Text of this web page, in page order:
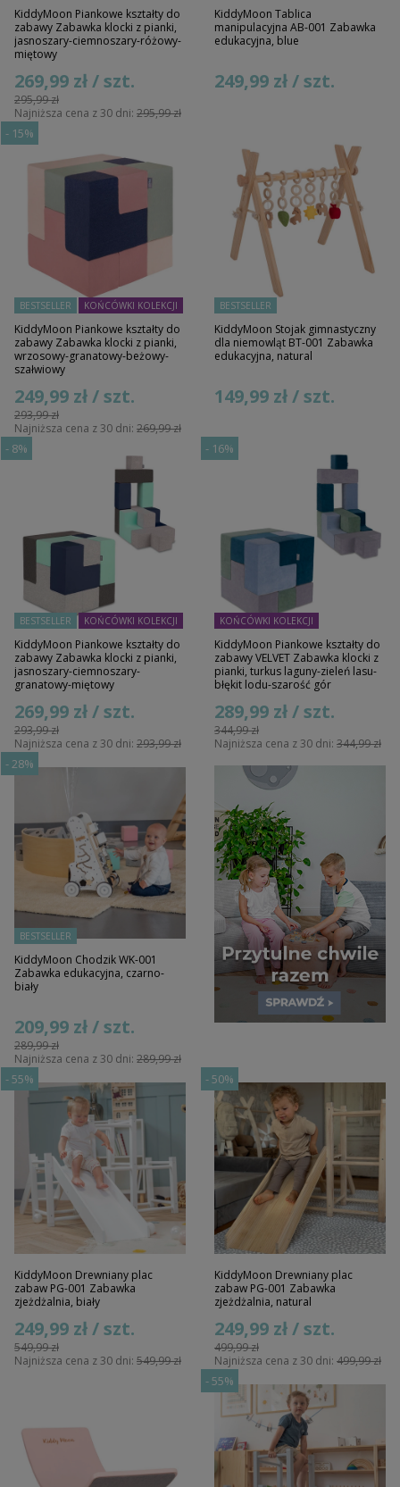
KiddyMoon Piankowe kształty do
zabawy Zabawka klocki z pianki,
jasnoszary-ciemnoszary-różowy-
miętowy
295,99 zł
269,99 zł / szt.
Najniższa cena z 30 dni: 295,99 zł
KiddyMoon Tablica
manipulacyjna AB-001 Zabawka
edukacyjna, blue
249,99 zł / szt.
- 15%
BESTSELLER KOŃCÓWKI KOLEKCJI
KiddyMoon Piankowe kształty do
zabawy Zabawka klocki z pianki,
wrzosowy-granatowy-beżowy-
szałwiowy
293,99 zł
249,99 zł / szt.
Najniższa cena z 30 dni: 269,99 zł
BESTSELLER
KiddyMoon Stojak gimnastyczny
dla niemowląt BT-001 Zabawka
edukacyjna, natural
149,99 zł / szt.
- 8%
BESTSELLER KOŃCÓWKI KOLEKCJI
KiddyMoon Piankowe kształty do
zabawy Zabawka klocki z pianki,
jasnoszary-ciemnoszary-
granatowy-miętowy
293,99 zł
269,99 zł / szt.
Najniższa cena z 30 dni: 293,99 zł
- 16%
KOŃCÓWKI KOLEKCJI
KiddyMoon Piankowe kształty do
zabawy VELVET Zabawka klocki z
pianki, turkus laguny-zieleń lasu-
błękit lodu-szarość gór
344,99 zł
289,99 zł / szt.
Najniższa cena z 30 dni: 344,99 zł
-28%
BESTSELLER
KiddyMoon Chodzik WK-001
Zabawka edukacyjna, czarno-
biały
289,99 zł
209,99 zł / szt.
Najniższa cena z 30 dni: 289,99 zł
- 55%
KiddyMoon Drewniany plac
zabaw PG-001 Zabawka
zjeżdżalnia, biały
549,99 zł
249,99 zł / szt.
Najniższa cena z 30 dni: 549,99 zł
- 50%
KiddyMoon Drewniany plac
zabaw PG-001 Zabawka
zjeżdżalnia, natural
499,99 zł
249,99 zł / szt.
Najniższa cena z 30 dni: 499,99 zł
- 55%